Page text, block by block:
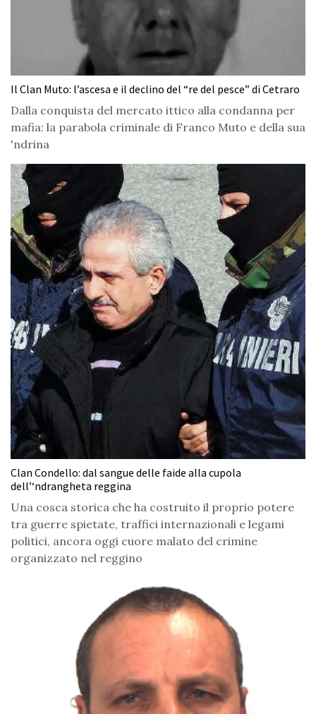
Il Clan Muto: l’ascesa e il declino del “re del pesce” di Cetraro
Dalla conquista del mercato ittico alla condanna per
mafia: la parabola criminale di Franco Muto e della sua
'ndrina
Clan Condello: dal sangue delle faide alla cupola
dell’‘ndrangheta reggina
Una cosca storica che ha costruito il proprio potere
tra guerre spietate, traffici internazionali e legami
politici, ancora oggi cuore malato del crimine
organizzato nel reggino